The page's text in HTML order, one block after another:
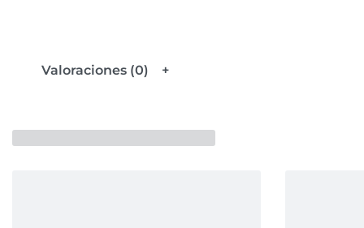
Valoraciones (0)